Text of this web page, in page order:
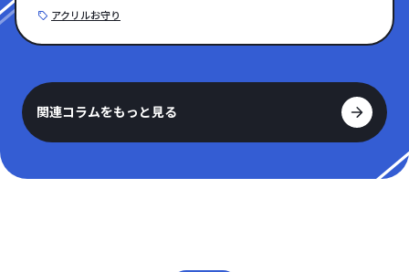
ナル アクリル雑貨をご用意しております。
可能で、小ロットから手軽に制作できる点が人気の秘密で
業イベントでのブランドアピールなど、多様なシーンで活
躍しています。 この記事では、アクリル製オリジナルお
守りの魅力や、推し活・ノベルティ向けのデザインアイデ
ィも！透明アクリルのお守りが選ばれる理由を徹底解説
アクリルお守り
関連コラムをもっと見る